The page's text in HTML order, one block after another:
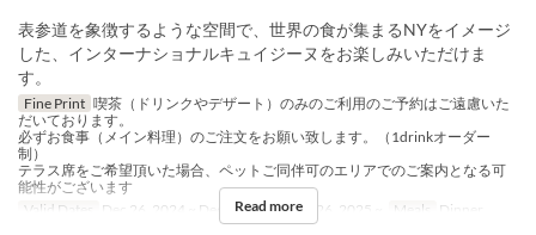
表参道を象徴するような空間で、世界の食が集まるNYをイメージ
した、インターナショナルキュイジーヌをお楽しみいただけま
す。
Fine Print 喫茶（ドリンクやデザート）のみのご利用のご予約はご遠慮いた
だいております。
必ずお食事（メイン料理）のご注文をお願い致します。（1drinkオーダー
制）
テラス席をご希望頂いた場合、ペットご同伴可のエリアでのご案内となる可
能性がございます
Valid Dates
Dec 26, 2024 ~ Dec 18, 2025, Dec 26, 2025 ~ Meals Dinner
Read more